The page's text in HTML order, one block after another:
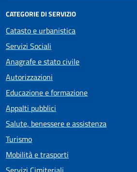
CATEGORIE DI SERVIZIO
Catasto e urbanistica
Servizi Sociali
Anagrafe e stato civile
Autorizzazioni
Educazione e formazione
Appalti pubblici
Salute, benessere e assistenza
Turismo
Mobilità e trasporti